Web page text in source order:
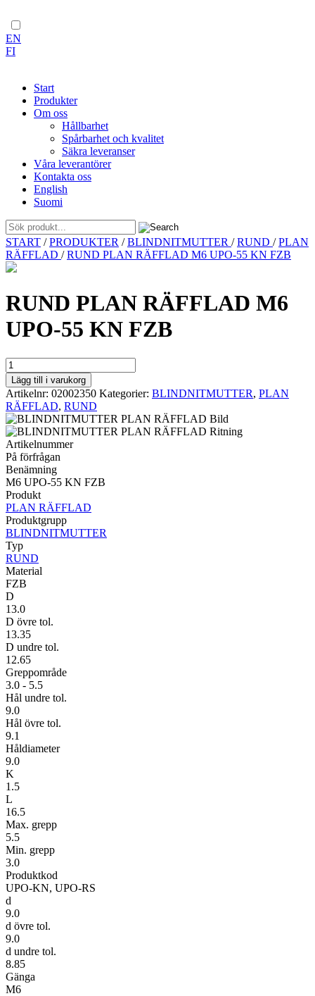
EN
FI
Start
Produkter
Om oss
Hållbarhet
Spårbarhet och kvalitet
Säkra leveranser
Våra leverantörer
Kontakta oss
English
Suomi
Skip
to
content
START /PRODUKTER /BLINDNITMUTTER /RUND /PLAN
RÄFFLAD /RUND PLAN RÄFFLAD M6 UPO-55 KN FZB
RUND PLAN RÄFFLAD M6
UPO-55 KN FZB
RUND
PLAN
RÄFFLAD
M6
UPO-
55
KN
FZB
mängd
Lägg till i varukorg
Artikelnr: 02002350 Kategorier: BLINDNITMUTTER, PLAN
RÄFFLAD, RUND
Artikelnummer
På förfrågan
Benämning
M6 UPO-55 KN FZB
Produkt
PLAN RÄFFLAD
Produktgrupp
BLINDNITMUTTER
Typ
RUND
Material
FZB
D
13.0
D övre tol.
13.35
D undre tol.
12.65
Greppområde
3.0 - 5.5
Hål undre tol.
9.0
Hål övre tol.
9.1
Håldiameter
9.0
K
1.5
L
16.5
Max. grepp
5.5
Min. grepp
3.0
Produktkod
UPO-KN, UPO-RS
d
9.0
d övre tol.
9.0
d undre tol.
8.85
Gänga
M6